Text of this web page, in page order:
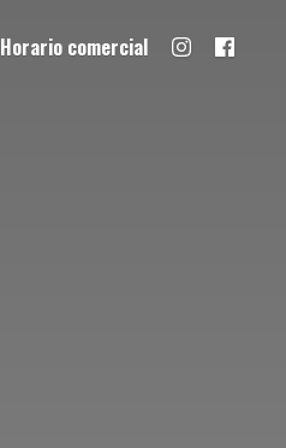
Horario comercial